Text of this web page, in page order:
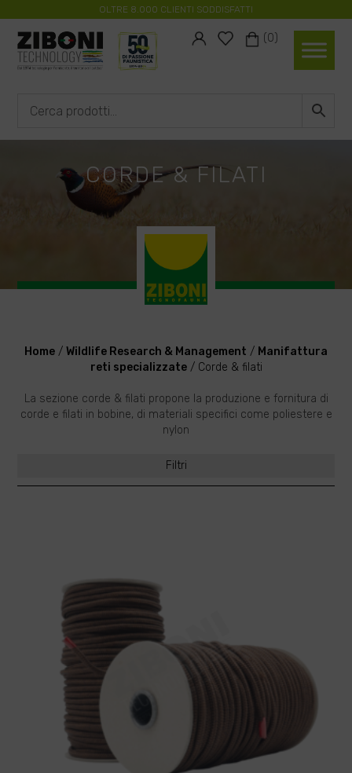
OLTRE 8.000 CLIENTI SODDISFATTI
# # (0)
CORDE & FILATI
Home / Wildlife Research & Management / Manifattura
reti specializzate/ Corde & filati
La sezione corde & filati propone la produzione e fornitura di
corde e filati in bobine, di materiali specifici come poliestere e
nylon
Filtri